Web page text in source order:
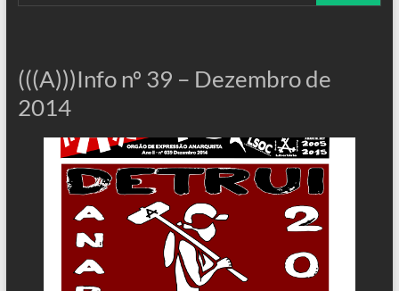
(((A)))Info nº 39 – Dezembro de
2014